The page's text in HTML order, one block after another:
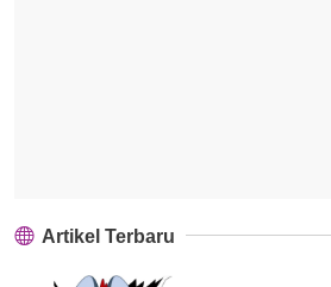
Artikel Terbaru